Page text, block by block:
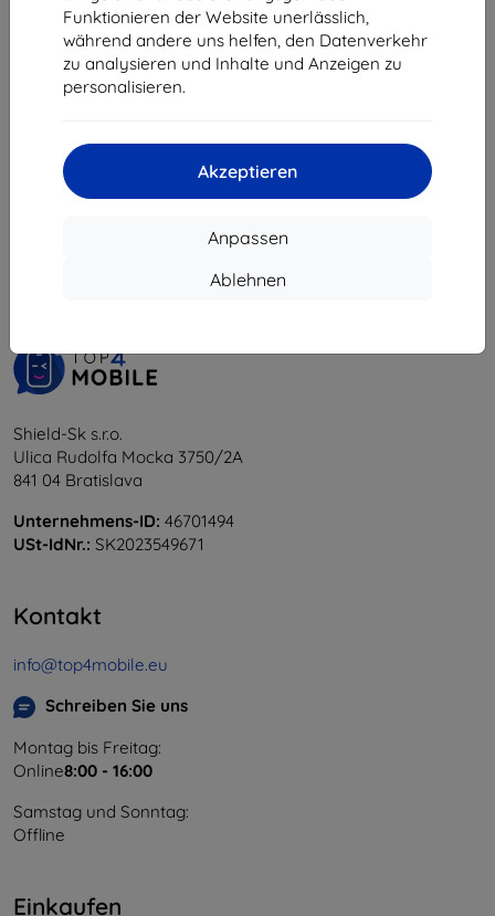
Funktionieren der Website unerlässlich,
während andere uns helfen, den Datenverkehr
zu analysieren und Inhalte und Anzeigen zu
personalisieren.
Akzeptieren
Anpassen
Ablehnen
€ 4,40
Letztes Stück auf Lager
€ 8,92
Auf Lager > 5 Stk.
vom ganzen6.
Shield-Sk s.r.o.
Ulica Rudolfa Mocka 3750/2A
841 04 Bratislava
Unternehmens-ID: 46701494
USt-IdNr.: SK2023549671
Kontakt
info@top4mobile.eu
Schreiben Sie uns
Montag bis Freitag:
Online8:00 - 16:00
Samstag und Sonntag:
Offline
Einkaufen